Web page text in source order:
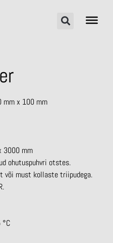
mm x 100 mm
3000 mm
ohutuspuhvri otstes.
või must kollaste triipudega.